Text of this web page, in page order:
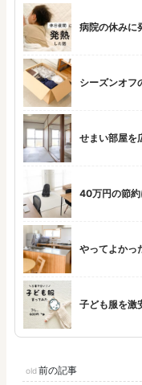
病院の休みに
シーズンオフ
せまい部屋を
40万円の節約
やってよかっ
子ども服を激
前の記事